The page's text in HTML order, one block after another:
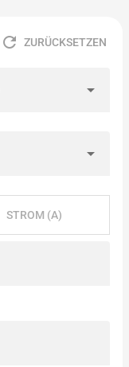
refresh ZURÜCKSETZEN
arrow_drop_down
arrow_drop_down
STROM (A)